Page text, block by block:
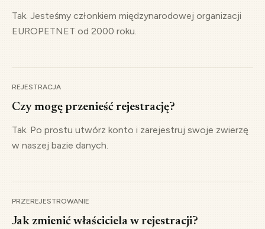
oferuje usługi także on-line.
lecznicami, urzędami, etc.
2013
Od tego roku regularnie konsultujemy projekty
znakowania i rejestracji zwierząt.
Tak. Jesteśmy członkiem międzynarodowej organizacji
EUROPETNET od 2000 roku.
REJESTRACJA
Czy mogę przenieść rejestrację?
Tak. Po prostu utwórz konto i zarejestruj swoje zwierzę
w naszej bazie danych.
PRZEREJESTROWANIE
Jak zmienić właściciela w rejestracji?